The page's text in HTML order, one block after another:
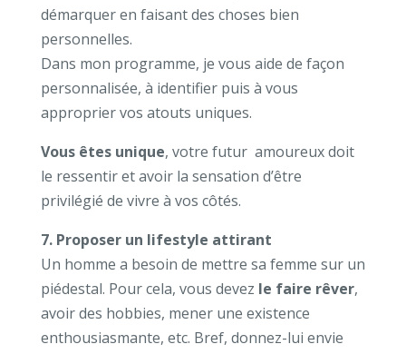
démarquer en faisant des choses bien
personnelles.
Dans mon programme, je vous aide de façon
personnalisée, à identifier puis à vous
approprier vos atouts uniques.
Vous êtes unique, votre futur amoureux doit
le ressentir et avoir la sensation d’être
privilégié de vivre à vos côtés.
7. Proposer un lifestyle attirant
Un homme a besoin de mettre sa femme sur un
piédestal. Pour cela, vous devez le faire rêver,
avoir des hobbies, mener une existence
enthousiasmante, etc. Bref, donnez-lui envie